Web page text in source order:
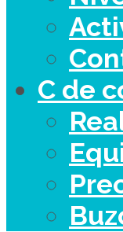
C de